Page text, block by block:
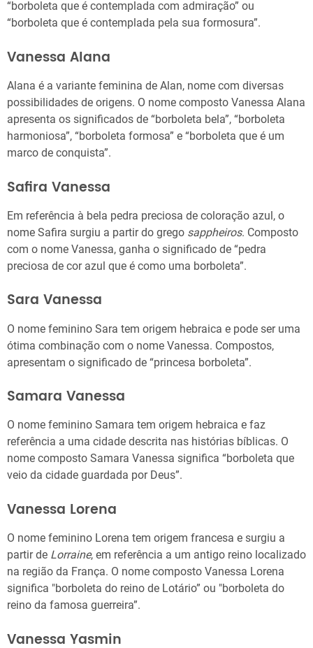
“borboleta que é contemplada com admiração” ou
“borboleta que é contemplada pela sua formosura”.
Vanessa Alana
Alana é a variante feminina de Alan, nome com diversas
possibilidades de origens. O nome composto Vanessa Alana
apresenta os significados de “borboleta bela”, “borboleta
harmoniosa”, “borboleta formosa” e “borboleta que é um
marco de conquista”.
Safira Vanessa
Em referência à bela pedra preciosa de coloração azul, o
nome Safira surgiu a partir do grego sappheiros. Composto
com o nome Vanessa, ganha o significado de “pedra
preciosa de cor azul que é como uma borboleta”.
Sara Vanessa
O nome feminino Sara tem origem hebraica e pode ser uma
ótima combinação com o nome Vanessa. Compostos,
apresentam o significado de “princesa borboleta”.
Samara Vanessa
O nome feminino Samara tem origem hebraica e faz
referência a uma cidade descrita nas histórias bíblicas. O
nome composto Samara Vanessa significa “borboleta que
veio da cidade guardada por Deus”.
Vanessa Lorena
O nome feminino Lorena tem origem francesa e surgiu a
partir de Lorraine, em referência a um antigo reino localizado
na região da França. O nome composto Vanessa Lorena
significa "borboleta do reino de Lotário” ou "borboleta do
reino da famosa guerreira”.
Vanessa Yasmin